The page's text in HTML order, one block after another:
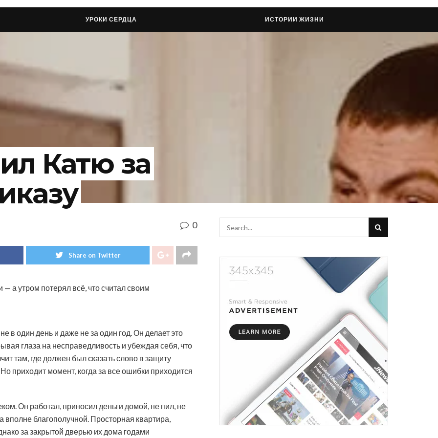
УРОКИ СЕРДЦА ИСТОРИИ ЖИЗНИ
Катю за
0
Share on Twitter
а утром потерял всё, что считал своим
в один день и даже не за один год. Он делает это
глаза на несправедливость и убеждая себя, что
там, где должен был сказать слово в защиту
приходит момент, когда за все ошибки приходится
Он работал, приносил деньги домой, не пил, не
благополучной. Просторная квартира,
за закрытой дверью их дома годами